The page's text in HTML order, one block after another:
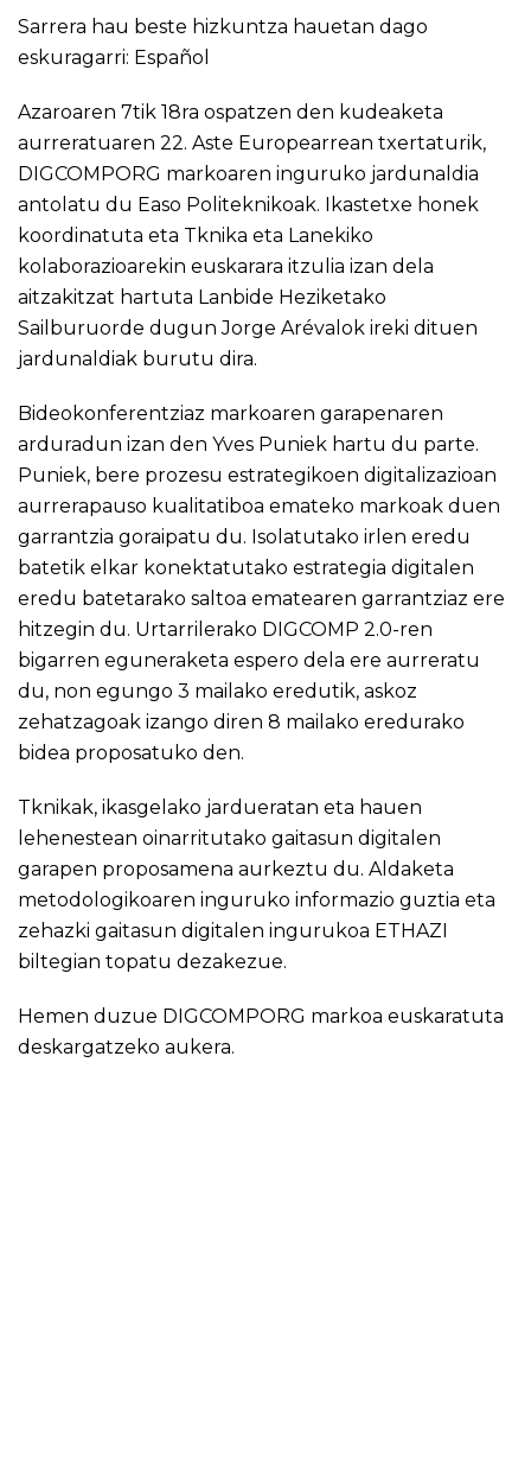
Sarrera hau beste hizkuntza hauetan dago
eskuragarri: Español
Azaroaren 7tik 18ra ospatzen den kudeaketa
aurreratuaren 22. Aste Europearrean txertaturik,
DIGCOMPORG markoaren inguruko jardunaldia
antolatu du Easo Politeknikoak. Ikastetxe honek
koordinatuta eta Tknika eta Lanekiko
kolaborazioarekin euskarara itzulia izan dela
aitzakitzat hartuta Lanbide Heziketako
Sailburuorde dugun Jorge Arévalok ireki dituen
jardunaldiak burutu dira.
Bideokonferentziaz markoaren garapenaren
arduradun izan den Yves Puniek hartu du parte.
Puniek, bere prozesu estrategikoen digitalizazioan
aurrerapauso kualitatiboa emateko markoak duen
garrantzia goraipatu du. Isolatutako irlen eredu
batetik elkar konektatutako estrategia digitalen
eredu batetarako saltoa ematearen garrantziaz ere
hitzegin du. Urtarrilerako DIGCOMP 2.0-ren
bigarren eguneraketa espero dela ere aurreratu
du, non egungo 3 mailako eredutik, askoz
zehatzagoak izango diren 8 mailako eredurako
bidea proposatuko den.
Tknikak, ikasgelako jardueratan eta hauen
lehenestean oinarritutako gaitasun digitalen
garapen proposamena aurkeztu du. Aldaketa
metodologikoaren inguruko informazio guztia eta
zehazki gaitasun digitalen ingurukoa ETHAZI
biltegian topatu dezakezue.
Hemen duzue DIGCOMPORG markoa euskaratuta
deskargatzeko aukera.